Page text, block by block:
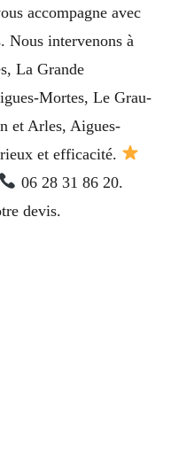
accompagne avec
Nous intervenons à
La Grande
Mortes, Le Grau-
et Arles, Aigues-
et efficacité.
06 28 31 86 20.
devis.